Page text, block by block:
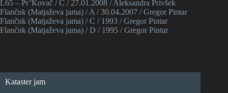
L65 – Pr’Kovač / C / 27.01.2008 / Aleksandra Privšek
Flančnk (Matjaževa jama) / A / 30.04.2007 / Gregor Pintar
Flančnk (Matjaževa jama) / C / 1993 / Gregor Pintar
Flančnk (Matjaževa jama) / D / 1995 / Gregor Pintar
Kataster jam